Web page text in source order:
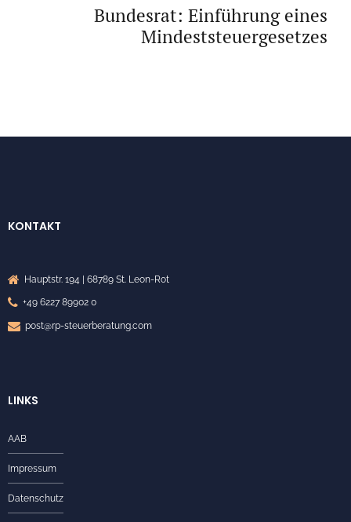
Bundesrat: Einführung eines
Mindeststeuergesetzes
KONTAKT
Hauptstr. 194 | 68789 St. Leon-Rot
+49 6227 89902 0
post@rp-steuerberatung.com
LINKS
AAB
Impressum
Datenschutz